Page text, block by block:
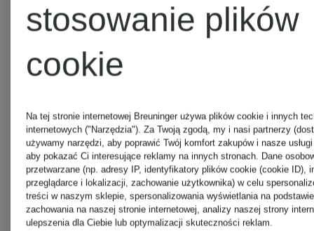
AQUAZZURA
AQUAZZURA
CASA
ARAKII
stosowanie plików
cookie
Na tej stronie internetowej Breuninger używa plików cookie i innych
internetowych ("Narzędzia"). Za Twoją zgodą, my i nasi partnerzy
używamy narzędzi, aby poprawić Twój komfort zakupów i nasze
aby pokazać Ci interesujące reklamy na innych stronach. Dane
przetwarzane (np. adresy IP, identyfikatory plików cookie (cookie ID),
przeglądarce i lokalizacji, zachowanie użytkownika) w celu
treści w naszym sklepie, spersonalizowania wyświetlania na
zachowania na naszej stronie internetowej, analizy naszej strony
ulepszenia dla Ciebie lub optymalizacji skuteczności reklam.